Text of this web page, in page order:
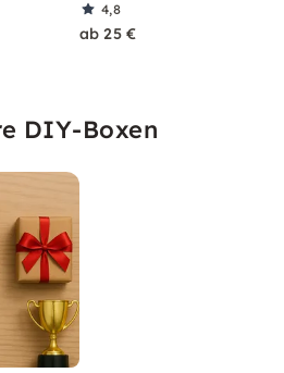
4,8
ab 25 €
DIY-Boxen